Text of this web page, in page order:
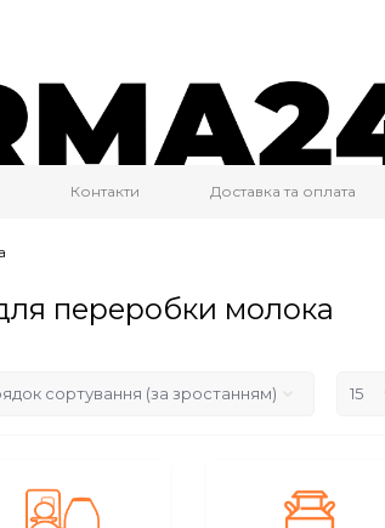
Контакти Доставка та оплата
переробки молока